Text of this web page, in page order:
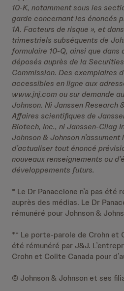
10-K, notamment sous les
garde concernant les énoncés
1A. Facteurs de risque », et
trimestriels subséquents de
formulaire 10-Q, ainsi que dans
déposés auprès de la
Commission. Des exemplaires
accessibles en ligne aux
www.jnj.com ou sur demande
Johnson. Ni Janssen Research
Affaires scientifiques de
Biotech, Inc., ni Janssen-Cilag
Johnson & Johnson
d’actualiser tout énoncé
nouveaux renseignements ou
développements futurs.
* Le Dr Panaccione n’a pas été
auprès des médias. Le Dr
rémunéré pour Johnson &
** Le porte-parole de Crohn et
été rémunéré par J&J.
Crohn et Colite Canada pour
© Johnson & Johnson et ses